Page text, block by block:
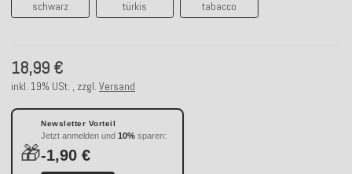
schwarz türkis tabacco
18,99 €
inkl. 19% USt. , zzgl. Versand
🎁
Newsletter Vorteil
Jetzt anmelden und 10% sparen:
-1,90 €